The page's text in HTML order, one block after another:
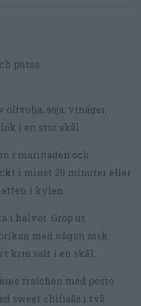
putsa
olivolja, soja, vinäger,
i en stor skål.
i marinaden och
i minst 20 minuter eller
i kylen.
i halvor. Gröp ur
med någon msk
krm salt i en skål.
fraichen med pesto
sweet chilisås i två